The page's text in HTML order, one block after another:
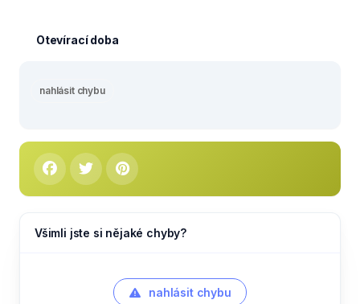
Otevírací doba
nahlásit chybu
Všimli jste si nějaké chyby?
nahlásit chybu